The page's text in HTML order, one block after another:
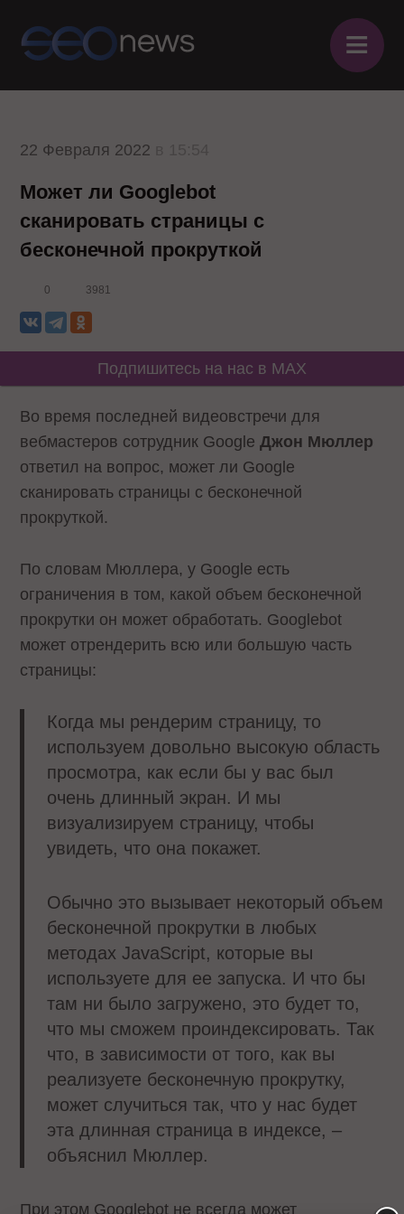
≡
22 Февраля 2022
Может ли Googlebot
сканировать страницы с
бесконечной прокруткой
0 3981
Подпишитесь на нас в MAX
Во время последней видеовстречи для
вебмастеров сотрудник GoogleДжон Мюллер
ответил на вопрос, может ли Google
сканировать страницы с бесконечной
прокруткой.
По словам Мюллера, у Google есть
ограничения в том, какой объем бесконечной
прокрутки он может обработать. Googlebot
может отрендерить всю или большую часть
страницы:
Когда мы рендерим страницу, то
используем довольно высокую область
просмотра, как если бы у вас был
очень длинный экран. И мы
визуализируем страницу, чтобы
увидеть, что она покажет.
Обычно это вызывает некоторый объем
бесконечной прокрутки в любых
методах JavaScript, которые вы
используете для ее запуска. И что бы
там ни было загружено, это будет то,
что мы сможем проиндексировать. Так
что, в зависимости от того, как вы
реализуете бесконечную прокрутку,
может случиться так, что у нас будет
эта длинная страница в индексе, –
объяснил Мюллер.
При этом Googlebot не всегда может